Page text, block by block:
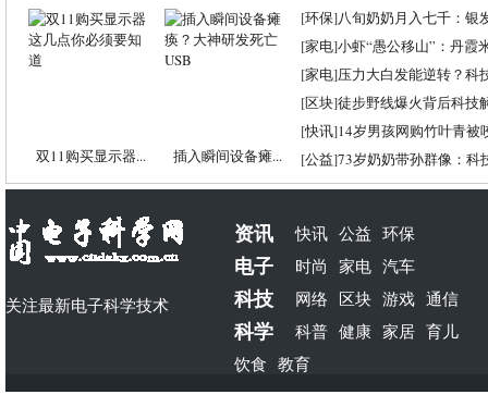
双11购买显示器... 插入瞬间设备瘫...
[环保]八旬奶奶月入七千：银
[家电]小虾“愚公移山”：丹霞
[家电]压力大白发能逆转？科
[区块]徒步野线爆火背后科技
[快讯]14岁男孩网购竹叶青被
[公益]73岁奶奶带孙群像：科
关注最新电子科学技术
资讯 快讯 公益 环保
电子 时尚 家电 汽车
科技 网络 区块 游戏 通信
科学 科普 健康 家居 育儿
饮食 教育